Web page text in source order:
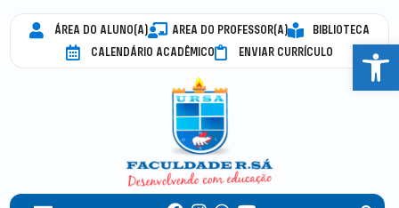
ÁREA DO ALUNO(A) AREA DO PROFESSOR(A)
BIBLIOTECA
CALENDÁRIO ACADÊMICO
ENVIAR CURRÍCULO Abrir